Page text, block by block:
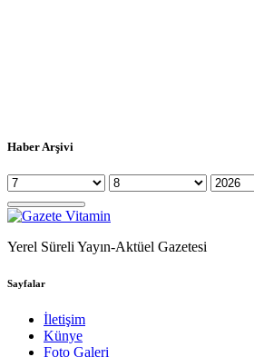
Haber Arşivi
Yerel Süreli Yayın-Aktüel Gazetesi
Sayfalar
İletişim
Künye
Foto Galeri